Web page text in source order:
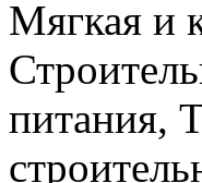
Мягкая и
питания,